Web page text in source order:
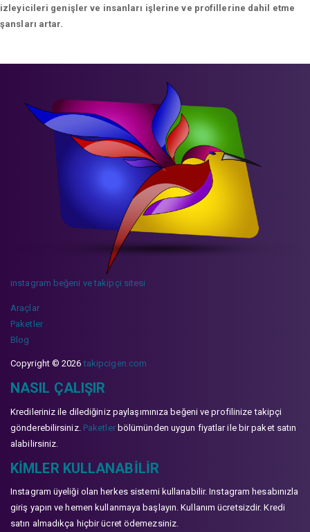
izleyicileri genişler ve insanları işlerine ve profillerine dahil etme
şansları artar.
instagram beğeni ve takipçi sitesi
Araçlar
Paketler
Blog
Copyright © 2026takipcigen.com
NASIL ÇALIŞIR
Kredileriniz ile dilediğiniz paylaşımınıza beğeni ve profilinize takipçi
gönderebilirsiniz. Paketlerbölümünden uygun fiyatlar ile bir paket satın
alabilirsiniz.
KIMLER KULLANABILIR
Instagram üyeliği olan herkes sistemi kullanabilir. Instagram hesabınızla
giriş yapın ve hemen kullanmaya başlayın. Kullanım ücretsizdir. Kredi
satın almadıkça hiçbir ücret ödemezsiniz.